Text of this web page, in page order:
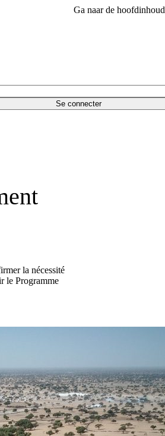
Ga naar de hoofdinhoud
Se connecter
la nécessité
le Programme